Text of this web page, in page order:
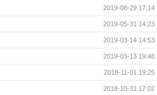
2019-08-29 17:14
2019-05-31 14:23
2019-03-14 14:53
2019-03-13 19:48
2018-11-01 19:25
2018-10-31 17:02